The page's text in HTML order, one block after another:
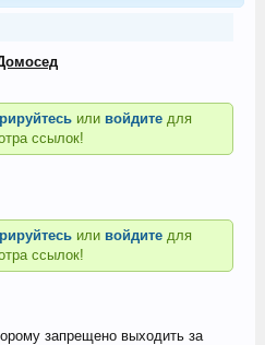
или войдите для
ссылок!
или войдите для
ссылок!
запрещено выходить за